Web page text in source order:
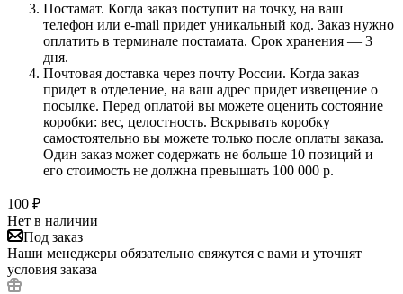
Постамат. Когда заказ поступит на точку, на ваш
телефон или e-mail придет уникальный код. Заказ нужно
оплатить в терминале постамата. Срок хранения — 3
дня.
Почтовая доставка через почту России. Когда заказ
придет в отделение, на ваш адрес придет извещение о
посылке. Перед оплатой вы можете оценить состояние
коробки: вес, целостность. Вскрывать коробку
самостоятельно вы можете только после оплаты заказа.
Один заказ может содержать не больше 10 позиций и
его стоимость не должна превышать 100 000 р.
100 ₽
Нет в наличии
Под заказ
Наши менеджеры обязательно свяжутся с вами и уточнят
условия заказа